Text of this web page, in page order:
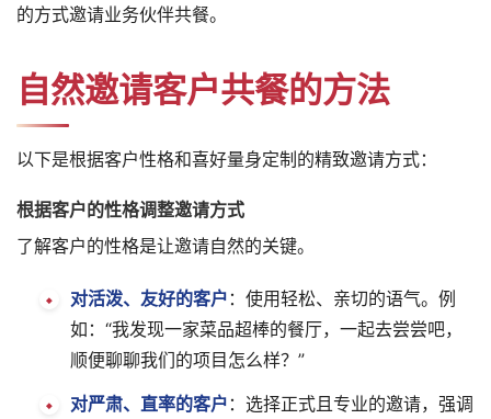
的方式邀请业务伙伴共餐。
自然邀请客户共餐的方法
以下是根据客户性格和喜好量身定制的精致邀请方式：
根据客户的性格调整邀请方式
了解客户的性格是让邀请自然的关键。
对活泼、友好的客户 ：使用轻松、亲切的语气。例
如：“我发现一家菜品超棒的餐厅，一起去尝尝吧，
顺便聊聊我们的项目怎么样？”
对严肃、直率的客户 ：选择正式且专业的邀请，强调